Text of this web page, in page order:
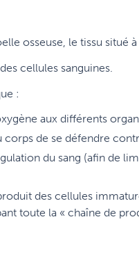
osseuse, le tissu situé à
cellules sanguines.
:
aux différents
de se défendre
du sang (afin de
des cellules
toute la « chaîne de